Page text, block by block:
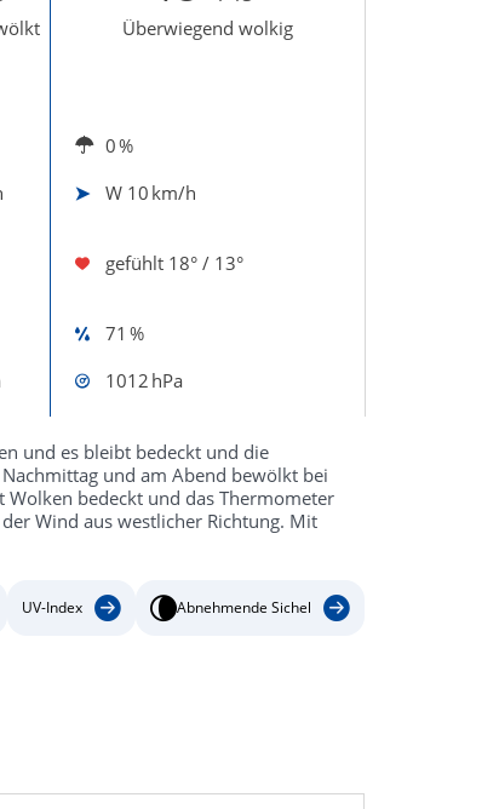
Überwiegend wolkig
0 %
W 10 km/h
gefühlt 18° / 13°
71 %
1012 hPa
und es bleibt bedeckt und die
und am Abend bewölkt bei
Wolken bedeckt und das Thermometer
Wind aus westlicher Richtung. Mit
UV-Index Abnehmende Sichel